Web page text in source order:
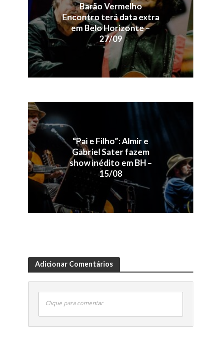
Barão Vermelho
Encontro terá data extra
em Belo Horizonte –
27/09
“Pai e Filho”: Almir e
Gabriel Sater fazem
show inédito em BH –
15/08
Adicionar Comentários
Clique para comentar